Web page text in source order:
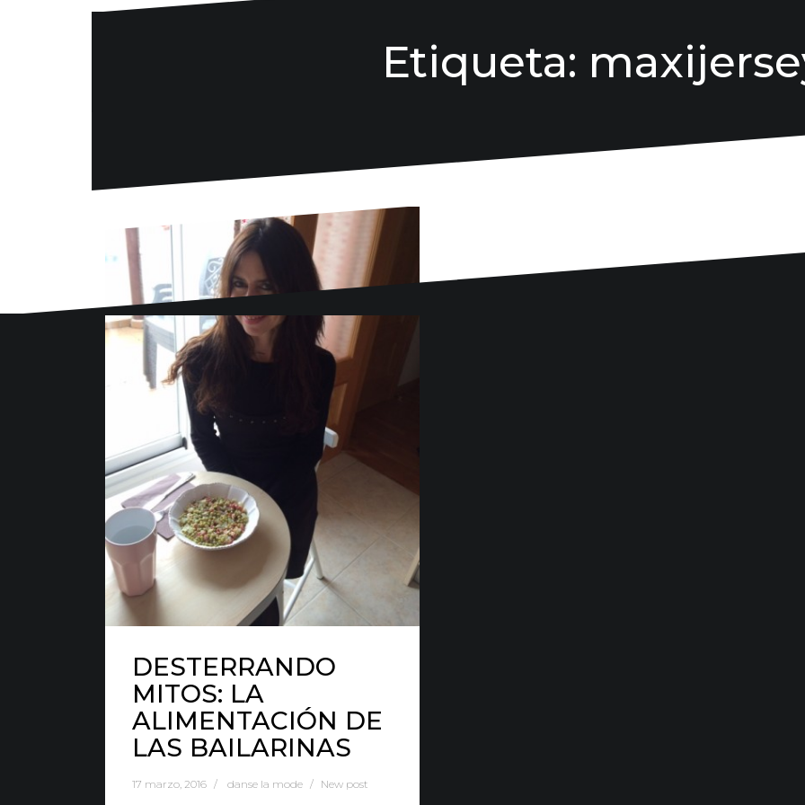
Etiqueta:
DESTERRANDO
MITOS: LA
ALIMENTACIÓN DE
LAS BAILARINAS
17 marzo, 2016 danse la mode New post
Danse la mode
636 57 66 50
info@danselamode.com
Avd. Comercial 20 Barañain (Navarra)
Privacidad · Política de Cookies